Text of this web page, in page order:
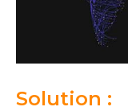
Solution :